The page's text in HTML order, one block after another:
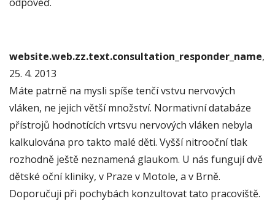
website.web.zz.text.consultation_responder_name,
25. 4. 2013
Máte patrně na mysli spíše tenčí vstvu nervových
vláken, ne jejich větší množství. Normativní databáze
přístrojů hodnotících vrtsvu nervových vláken nebyla
kalkulována pro takto malé děti. Vyšší nitrooční tlak
rozhodně ještě neznamená glaukom. U nás fungují dvě
dětské oční kliniky, v Praze v Motole, a v Brně.
Doporučuji při pochybách konzultovat tato pracoviště.